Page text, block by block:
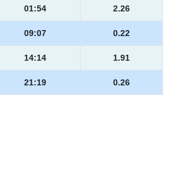
01:54 2.26
09:07 0.22
14:14 1.91
21:19 0.26